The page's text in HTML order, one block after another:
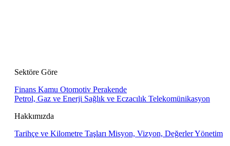
Sektöre Göre
Finans Kamu Otomotiv Perakende
Petrol, Gaz ve Enerji Sağlık ve Eczacılık Telekomünikasyon
Hakkımızda
Tarihçe ve Kilometre Taşları Misyon, Vizyon, DeğerlerYönetim